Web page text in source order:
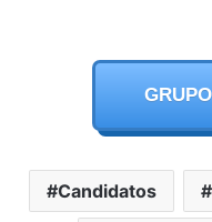
Candidatos